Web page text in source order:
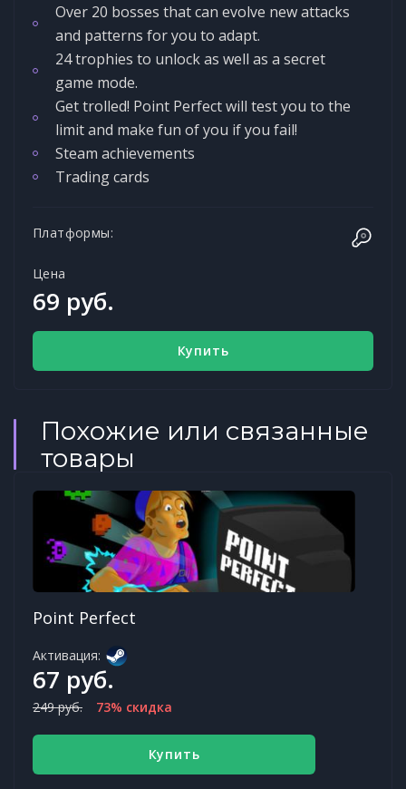
Over 20 bosses that can evolve new attacks
and patterns for you to adapt.
24 trophies to unlock as well as a secret
game mode.
Get trolled! Point Perfect will test you to the
limit and make fun of you if you fail!
Steam achievements
Trading cards
Платформы:
Цена
69 руб.
Купить
Похожие или связанные
товары
Point Perfect
Активация:
67 руб.
249 руб. 73% скидка
Купить